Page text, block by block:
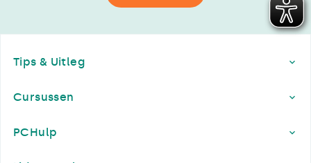
Tips & Uitleg
Cursussen
PCHulp